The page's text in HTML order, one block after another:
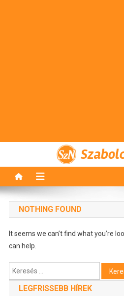
NOTHING FOUND
It seems we can’t find what you’re
can help.
Keresés:
LEGFRISSEBB HÍREK